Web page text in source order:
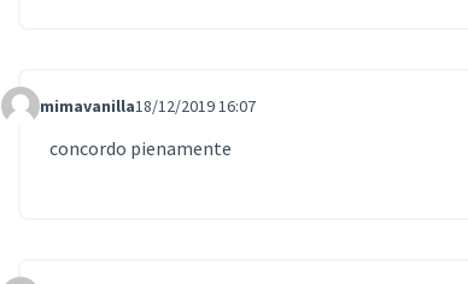
Comment Label
mimavanilla18/12/2019 16:07
concordo pienamente